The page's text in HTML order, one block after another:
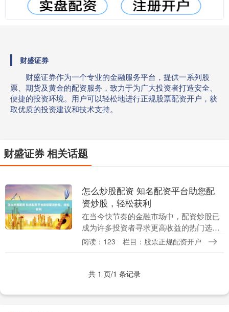
财盛证券
财盛证券作为一个专业的金融服务平台，提供一系列股
票、期货及黄金的配资服务，致力于为广大投资者打造安全、
便捷的投资环境。用户可以轻松地进行正规股票配资开户，获
取优质的投资建议和技术支持。
财盛证券 相关话题
怎么炒股配资 知名配资平台助您配
资炒股，轻松获利
在当今快节奏的金融市场中，配资炒股已
成为许多投资者寻求更高收益的热门选
择。知名配资平台为您提供安全可靠的配
阅读：123 栏目：股票正规配资开户
共 1 页/1 条记录